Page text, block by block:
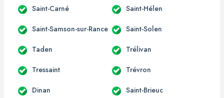
Saint-Carné Saint-Hélen
Saint-Samson-sur-Rance Saint-Solen
Taden Trélivan
Tressaint Trévron
Dinan Saint-Brieuc